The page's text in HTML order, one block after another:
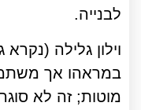
לבנייה.
וילון גלילה (נקרא
במראהו אך
מוטות; זה לא